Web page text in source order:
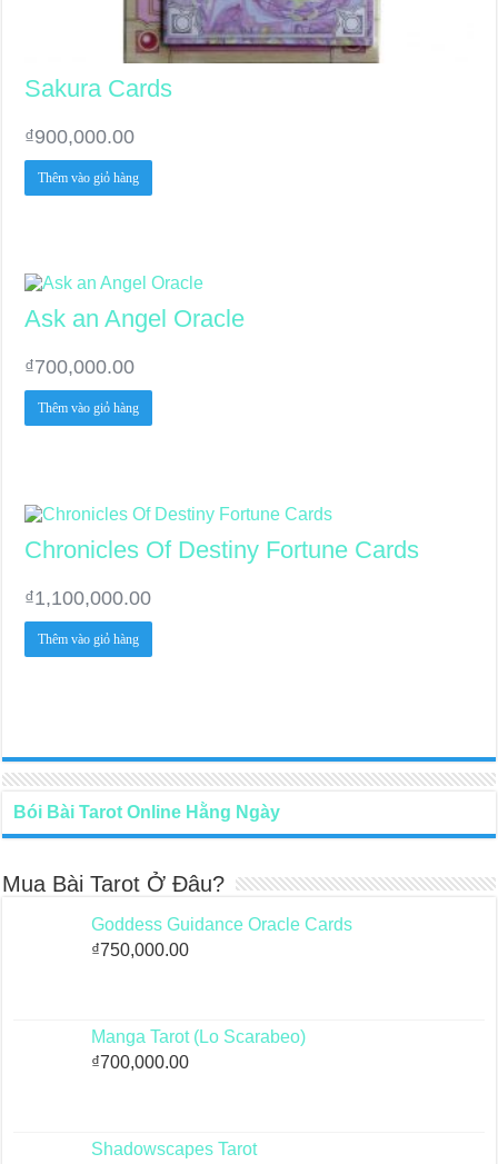
Sakura Cards
₫900,000.00
Thêm vào giỏ hàng
Ask an Angel Oracle
₫700,000.00
Thêm vào giỏ hàng
Chronicles Of Destiny Fortune Cards
₫1,100,000.00
Thêm vào giỏ hàng
Bói Bài Tarot Online Hằng Ngày
Mua Bài Tarot Ở Đâu?
Goddess Guidance Oracle Cards
₫750,000.00
Manga Tarot (Lo Scarabeo)
₫700,000.00
Shadowscapes Tarot